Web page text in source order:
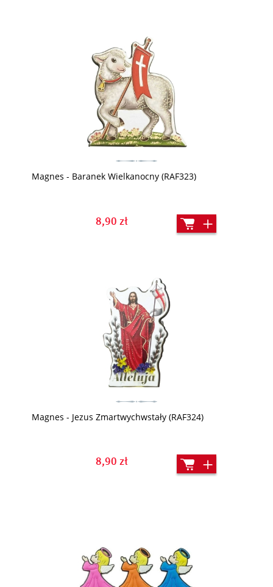
Magnes - Baranek Wielkanocny (RAF323)
8,90 zł
Magnes - Jezus Zmartwychwstały (RAF324)
8,90 zł